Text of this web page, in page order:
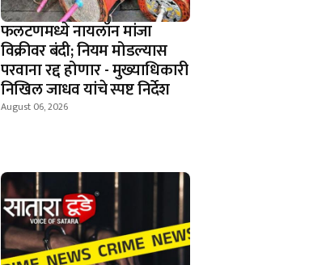
फलटणमध्ये नायलॉन मांजा
विक्रीवर बंदी; नियम मोडल्यास
परवाना रद्द होणार - मुख्याधिकारी
निखिल जाधव यांचे स्पष्ट निर्देश
August 06, 2026